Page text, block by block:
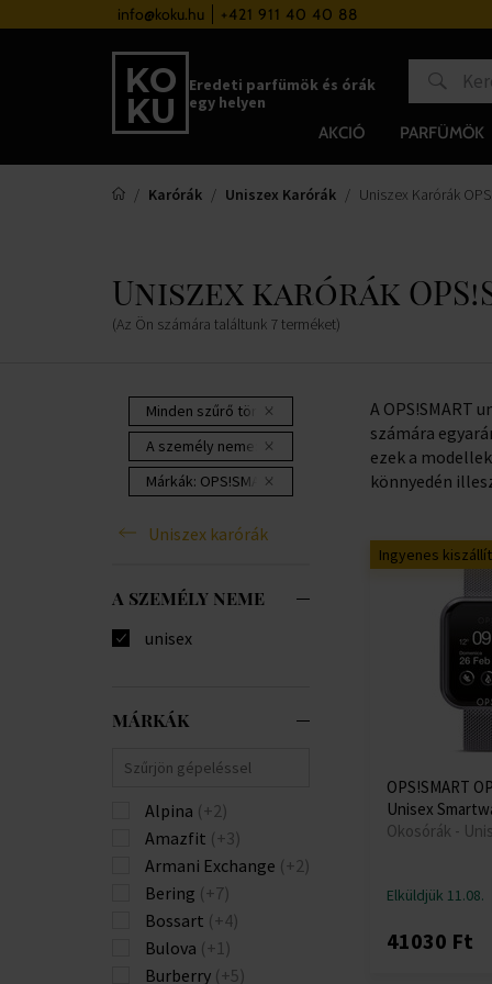
info@koku.hu +421 911 40 40 88
Ingyenes szállítás minden
Eredeti parfümök és órák
egy helyen
AKCIÓ PARFÜMÖK
Karórák Uniszex Karórák Uniszex Karórák
Uniszex karórák
(Az Ön számára találtunk 7terméket)
Minden szűrő törlése
A személy neme:
unisex
Márkák: OPS!SMART
Uniszex karórák
A SZEMÉLY NEME
unisex
MÁRKÁK
Alpina (+2)
Amazfit (+3)
Armani Exchange (+2)
Bering (+7)
Bossart (+4)
Bulova (+1)
Burberry (+5)
A OPS!SMART
számára
ezek a
könnyedén
Ingyenes
OPS!SMART
Unisex
Okosórák -
Elküldjük 11.08.
41030 Ft